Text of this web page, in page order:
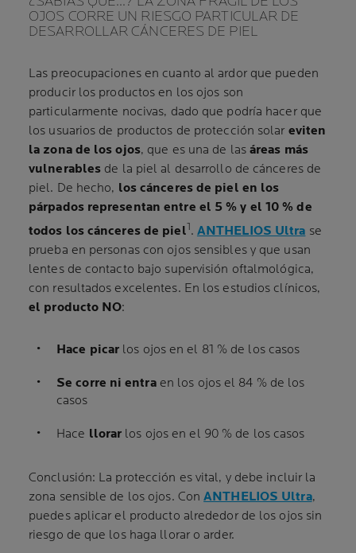
OJOS CORRE UN RIESGO PARTICULAR DE
DESARROLLAR CÁNCERES DE PIEL
Las preocupaciones en cuanto al ardor que pueden
producir los productos en los ojos son
particularmente nocivas, dado que podría hacer que
los usuarios de productos de protección solar eviten
la zona de los ojos, que es una de las áreas más
vulnerables de la piel al desarrollo de cánceres de
piel. De hecho, los cánceres de piel en los
párpados representan entre el 5 % y el 10 % de
todos los cánceres de piel1. ANTHELIOS Ultra se
prueba en personas con ojos sensibles y que usan
lentes de contacto bajo supervisión oftalmológica,
con resultados excelentes. En los estudios clínicos,
el producto NO:
Hace picar los ojos en el 81 % de los casos
Se corre ni entraen los ojos el 84 % de los
casos
Hace llorar los ojos en el 90 % de los casos
Conclusión: La protección es vital, y debe incluir la
zona sensible de los ojos. ConANTHELIOS Ultra,
puedes aplicar el producto alrededor de los ojos sin
riesgo de que los haga llorar o arder.